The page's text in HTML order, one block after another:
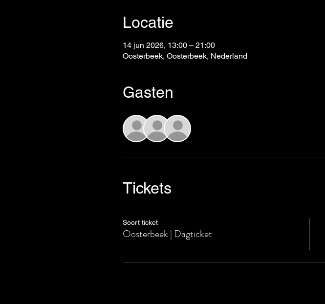
Locatie
14 jun 2026, 13:00 – 21:00
Oosterbeek, Oosterbeek, Nederland
Gasten
Tickets
Soort ticket
Oosterbeek | Dagticket